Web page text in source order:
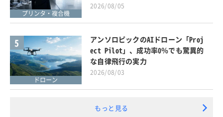
プリンタ・複合機
2026/08/05
5
ドローン
アンソロピックのAIドローン「Proj
ect Pilot」、成功率0％でも驚異的
な自律飛行の実力
2026/08/03
もっと見る